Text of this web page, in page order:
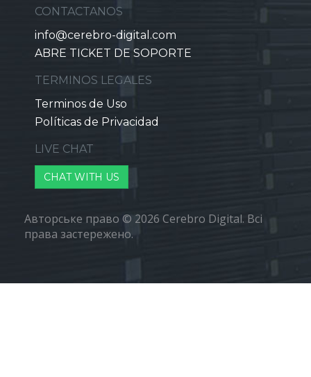
CONTACTANOS
info@cerebro-digital.com
ABRE TICKET DE SOPORTE
TERMINOS LEGALES
Terminos de Uso
Políticas de Privacidad
LIVE CHAT
CHAT WITH US
Авторське право © 2026 Cerebro Digital. Всі
права застережено.